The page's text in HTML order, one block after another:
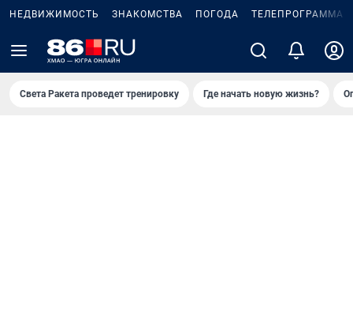
НЕДВИЖИМОСТЬ ЗНАКОМСТВА ПОГОДА ТЕЛЕПРОГРАММА
Света Ракета проведет тренировку Где начать новую жизнь?